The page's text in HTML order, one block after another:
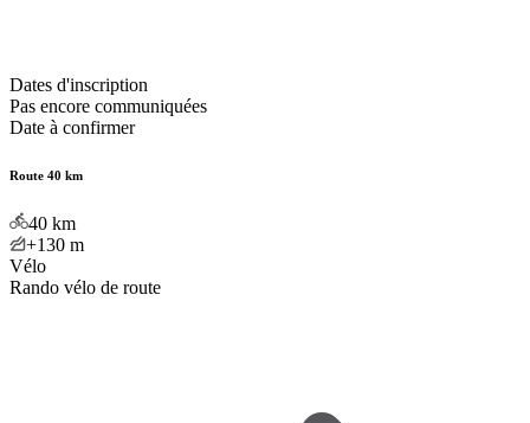
Dates d'inscription
Pas encore communiquées
Date à confirmer
Route 40 km
40 km
+130 m
Vélo
Rando vélo de route